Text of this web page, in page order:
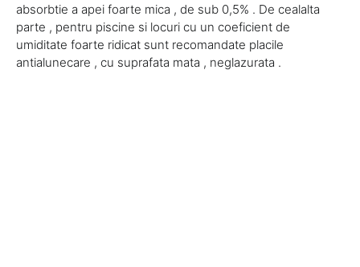
absorbtie a apei foarte mica , de sub 0,5% . De cealalta
parte , pentru piscine si locuri cu un coeficient de
umiditate foarte ridicat sunt recomandate placile
antialunecare , cu suprafata mata , neglazurata .